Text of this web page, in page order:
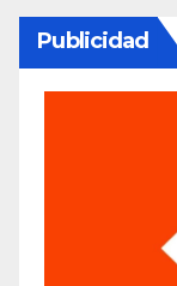
Publicidad